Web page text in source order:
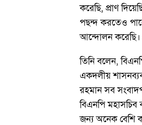
করেছি, প্রাণ
পছন্দ করতেও
আন্দোলন করেছি।
তিনি বলেন,
একদলীয়
রহমান সব
বিএনপি মহাসচিব
জন্য অনেক বেশি